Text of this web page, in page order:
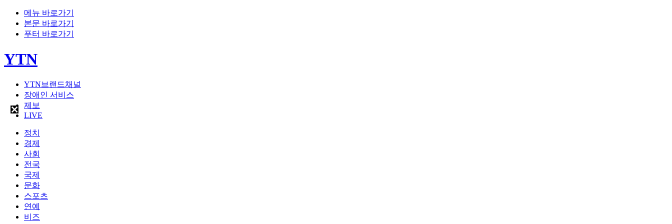
메뉴 바로가기
본문 바로가기
푸터 바로가기
YTN
YTN브랜드채널
장애인 서비스
제보
LIVE
정치
경제
사회
전국
국제
문화
스포츠
연예
비즈